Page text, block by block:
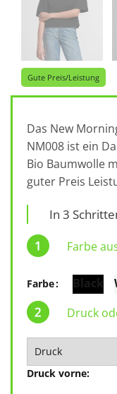
Gute Preis/Leistung
Das New
NM008 ist ein
Bio Baumwolle
guter Preis
In 3
Farbe
Farbe Black
Druck
Druck vorne: